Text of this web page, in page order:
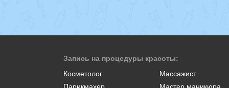
Запись на процедуры красоты:
Косметолог
Массажист
Парикмахер
Мастер маникюра